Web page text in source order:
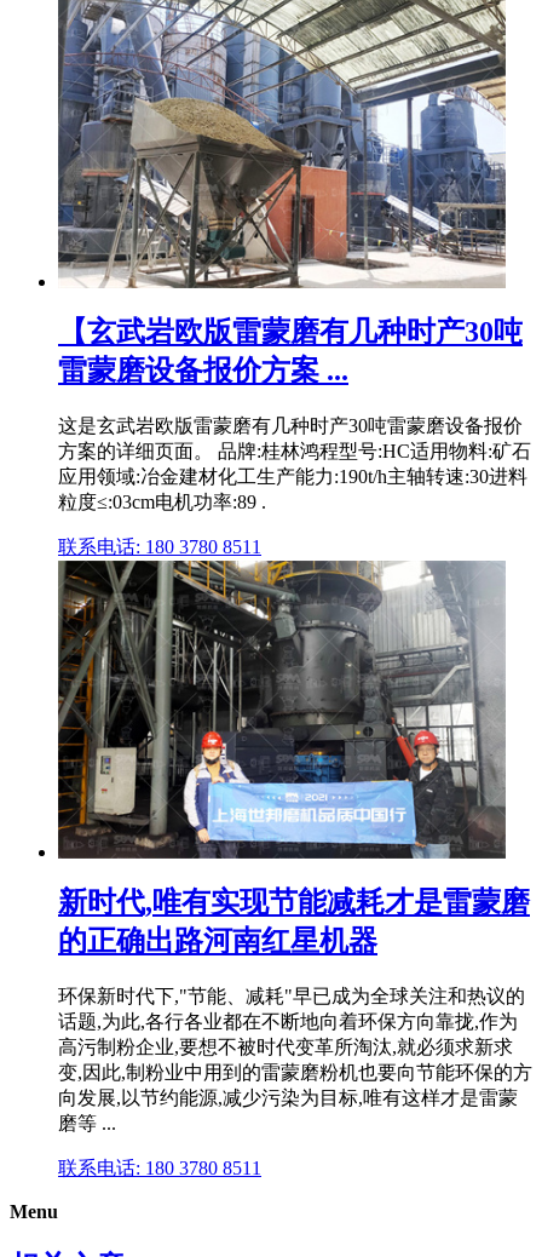
【玄武岩欧版雷蒙磨有几种时产30吨
雷蒙磨设备报价方案 ...
这是玄武岩欧版雷蒙磨有几种时产30吨雷蒙磨设备报价
方案的详细页面。 品牌:桂林鸿程型号:HC适用物料:矿石
应用领域:冶金建材化工生产能力:190t/h主轴转速:30进料
粒度≤:03cm电机功率:89 .
联系电话: 180 3780 8511
新时代,唯有实现节能减耗才是雷蒙磨
的正确出路河南红星机器
环保新时代下,"节能、减耗"早已成为全球关注和热议的
话题,为此,各行各业都在不断地向着环保方向靠拢,作为
高污制粉企业,要想不被时代变革所淘汰,就必须求新求
变,因此,制粉业中用到的雷蒙磨粉机也要向节能环保的方
向发展,以节约能源,减少污染为目标,唯有这样才是雷蒙
磨等 ...
联系电话: 180 3780 8511
Menu